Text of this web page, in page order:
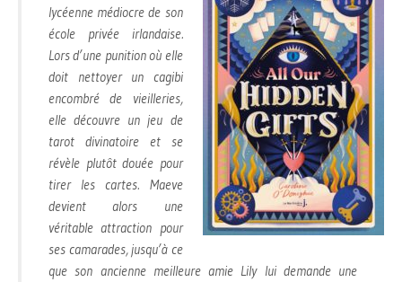
lycéenne médiocre de son
école privée irlandaise.
Lors d’une punition où elle
doit nettoyer un cagibi
encombré de vieilleries,
elle découvre un jeu de
tarot divinatoire et se
révèle plutôt douée pour
tirer les cartes. Maeve
devient alors une
véritable attraction pour
ses camarades, jusqu’à ce
que son ancienne meilleure amie Lily lui demande une